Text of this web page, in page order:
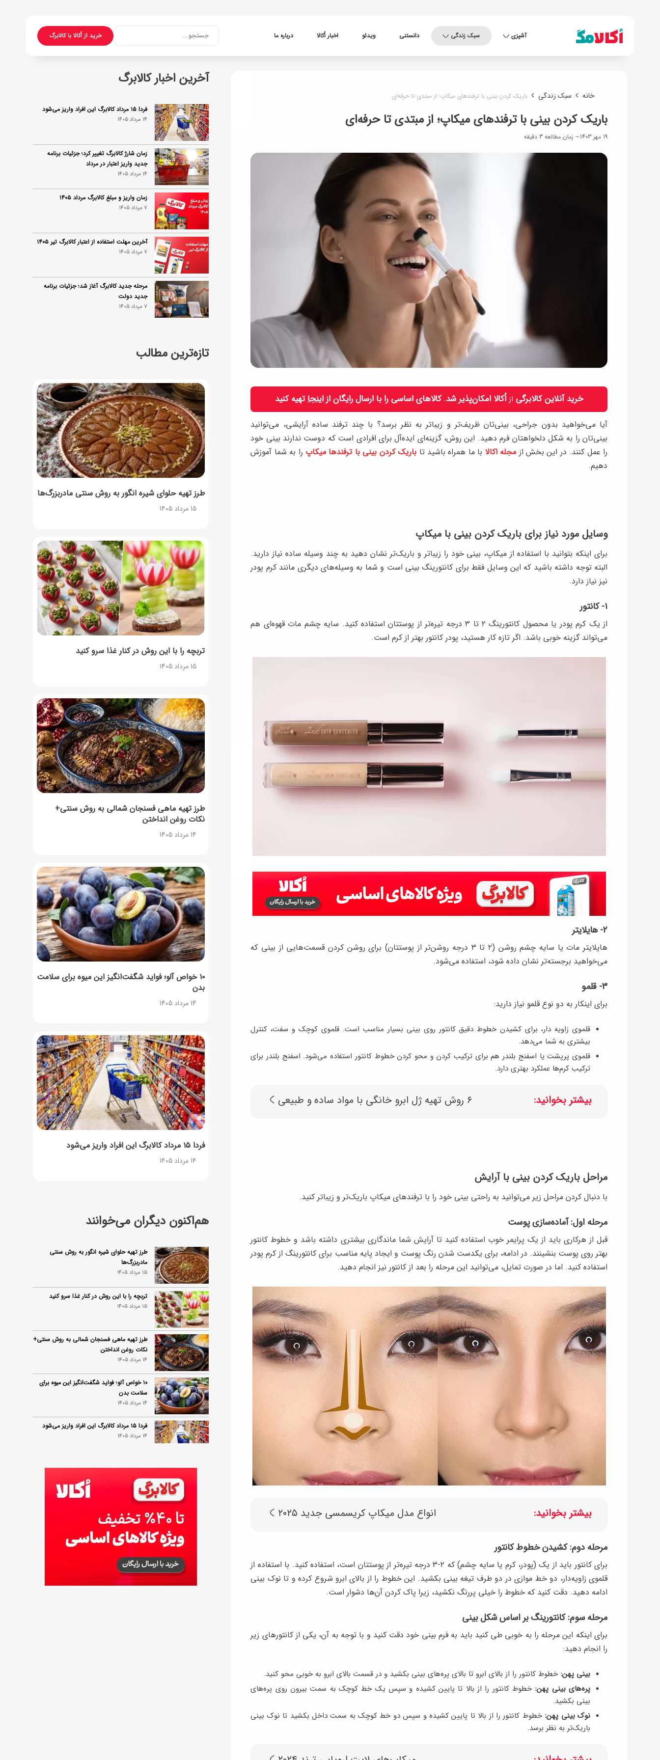
آشپزی سبک زندگی دانستنی ویدئو اخبار اُکالا درباره ما خرید از اُکالا با کالابرگجستجو...
خانه سبک زندگی باریک کردن بینی با ترفندهای میکاپ؛ از مبتدی تا حرفه‌ای
باریک کردن بینی با ترفندهای میکاپ؛ از مبتدی تا حرفه‌ای
19 مهر 1403 زمان مطالعه 3 دقیقه
خرید آنلاین کالابرگی ازاُکالا امکان‌پذیر شد. کالاهای اساسی را با ارسال رایگان ازاینجاتهیه کنید
آیا می‌خواهید بدون جراحی، بینی‌تان ظریف‌تر و زیباتر به نظر برسد؟ با چند ترفند ساده آرایشی، می‌توانید
بینی‌تان را به شکل دلخواهتان فرم دهید. این روش، گزینه‌ای ایده‌آل برای افرادی است که دوست ندارند بینی خود
را عمل کنند. در این بخش از مجله اکالا با ما همراه باشید تا باریک کردن بینی با ترفندها میکاپ را به شما آموزش
دهیم.
وسایل مورد نیاز برای باریک کردن بینی با میکاپ
برای اینکه بتوانید با استفاده از میکاپ، بینی خود را زیباتر و باریک‌تر نشان دهید به چند وسیله ساده نیاز دارید.
البته توجه داشته باشید که این وسایل فقط برای کانتورینگ بینی است و شما به وسیله‌های دیگری مانند کرم پودر
نیز نیاز دارد.
۱- کانتور
از یک کرم پودر یا محصول کانتورینگ ۲ تا ۳ درجه تیره‌تر از پوستتان استفاده کنید. سایه چشم مات قهوه‌ای هم
می‌تواند گزینه خوبی باشد. اگر تازه کار هستید، پودر کانتور بهتر از کرم است.
۲- هایلایتر
هایلایتر مات یا سایه چشم روشن (۲ تا ۳ درجه روشن‌تر از پوستتان) برای روشن کردن قسمت‌هایی از بینی که
می‌خواهید برجسته‌تر نشان داده شود، استفاده می‌شود.
۳- قلمو
برای اینکار به دو نوع قلمو نیاز دارید:
قلموی زاویه دار، برای کشیدن خطوط دقیق کانتور روی بینی بسیار مناسب است. قلموی کوچک و سفت، کنترل
بیشتری به شما می‌دهد.
قلموی پرپشت یا اسفنج بلندر هم برای ترکیب کردن و محو کردن خطوط کانتور استفاده می‌شود. اسفنج بلندر برای
ترکیب کرم‌ها عملکرد بهتری دارد.
بیشتر بخوانید: ۶ روش تهیه ژل ابرو خانگی با مواد ساده و طبیعی
مراحل باریک کردن بینی با آرایش
با دنبال کردن مراحل زیر می‌توانید به راحتی بینی خود را با ترفندهای میکاپ باریک‌تر و زیباتر کنید.
مرحله اول: آماده‌سازی پوست
قبل از هرکاری باید از یک پرایمر خوب استفاده کنید تا آرایش شما ماندگاری بیشتری داشته باشد و خطوط کانتور
بهتر روی پوست بنشینند. در ادامه، برای یکدست شدن رنگ پوست و ایجاد پایه مناسب برای کانتورینگ از کرم پودر
استفاده کنید. اما در صورت تمایل، می‌توانید این مرحله را بعد از کانتور نیز انجام دهید.
بیشتر بخوانید: انواع مدل میکاپ کریسمسی جدید ۲۰۲۵
مرحله دوم: کشیدن خطوط کانتور
برای کانتور باید از یک (پودر، کرم یا سایه چشم) که ۲-۳ درجه تیره‌تر از پوستتان است، استفاده کنید. با استفاده از
قلموی زاویه‌دار، دو خط موازی در دو طرف تیغه بینی بکشید. این خطوط را از بالای ابرو شروع کرده و تا نوک بینی
ادامه دهید. دقت کنید که خطوط را خیلی پررنگ نکشید، زیرا پاک کردن آن‌ها دشوار است.
مرحله سوم: کانتورینگ بر اساس شکل بینی
برای اینکه این مرحله را به خوبی طی کنید باید به فرم بینی خود دقت کنید و با توجه به آن، یکی از کانتورهای زیر
را انجام دهید:
بینی پهن: خطوط کانتور را از بالای ابرو تا بالای پره‌های بینی بکشید و در قسمت بالای ابرو به خوبی محو کنید.
پره‌های بینی پهن: خطوط کانتور را از بالا تا پایین کشیده و سپس یک خط کوچک به سمت بیرون روی پره‌های
بینی بکشید.
نوک بینی پهن: خطوط کانتور را از بالا تا پایین کشیده و سپس دو خط کوچک به سمت داخل بکشید تا نوک بینی
باریک‌تر به نظر برسد.
آخرین اخبار کالابرگ
فردا ۱۵ مرداد کالابرگ این افراد واریز می‌شود
14 مرداد 1405
زمان شارژ کالابرگ تغییر کرد؛ جزئیات برنامه
جدید واریز اعتبار در مرداد
14 مرداد 1405
زمان واریز و مبلغ کالابرگ مرداد ۱۴۰۵
7 مرداد 1405
آخرین مهلت استفاده از اعتبار کالابرگ تیر ۱۴۰۵
7 مرداد 1405
مرحله جدید کالابرگ آغاز شد؛ جزئیات برنامه
جدید دولت
7 مرداد 1405
تازه‌ترین مطالب
طرز تهیه حلوای شیره انگور به روش سنتی مادربزرگ‌ها
15 مرداد 1405
تربچه را با این روش در کنار غذا سرو کنید
15 مرداد 1405
طرز تهیه ماهی فسنجان شمالی به روش سنتی+
نکات روغن انداختن
14 مرداد 1405
۱۰ خواص آلو؛ فواید شگفت‌انگیز این میوه برای سلامت
بدن
14 مرداد 1405
فردا ۱۵ مرداد کالابرگ این افراد واریز می‌شود
14 مرداد 1405
هم‌اکنون دیگران می‌خوانند
طرز تهیه حلوای شیره انگور به روش سنتی
مادربزرگ‌ها
15 مرداد 1405
تربچه را با این روش در کنار غذا سرو کنید
15 مرداد 1405
طرز تهیه ماهی فسنجان شمالی به روش سنتی+
نکات روغن انداختن
14 مرداد 1405
۱۰ خواص آلو؛ فواید شگفت‌انگیز این میوه برای
سلامت بدن
14 مرداد 1405
فردا ۱۵ مرداد کالابرگ این افراد واریز می‌شود
14 مرداد 1405
زمان شارژ کالابرگ تغییر کرد؛ جزئیات برنامه
جدید واریز اعتبار در مرداد
14 مرداد 1405
توصیه‌های مهم برای دفع انواع حشرات در خانه
14 مرداد 1405
طرز تهیه آلبالو شور خانگی؛ خوش‌رنگ و بدون
کپک
14 مرداد 1405